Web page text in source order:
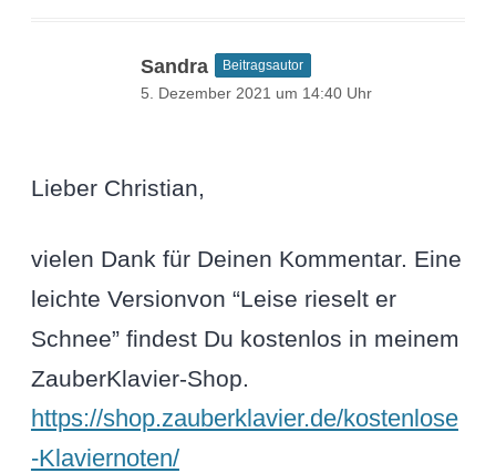
Sandra Beitragsautor
5. Dezember 2021 um 14:40 Uhr
Lieber Christian,
vielen Dank für Deinen Kommentar. Eine
leichte Versionvon “Leise rieselt er
Schnee” findest Du kostenlos in meinem
ZauberKlavier-Shop.
https://shop.zauberklavier.de/kostenlose
-Klaviernoten/